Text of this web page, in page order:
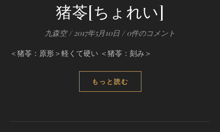
猪苓[ちょれい]
九森空 / 2017年5月10日 / 0件のコメント
＜猪苓：原形＞軽くて硬い ＜猪苓：刻み＞
もっと読む